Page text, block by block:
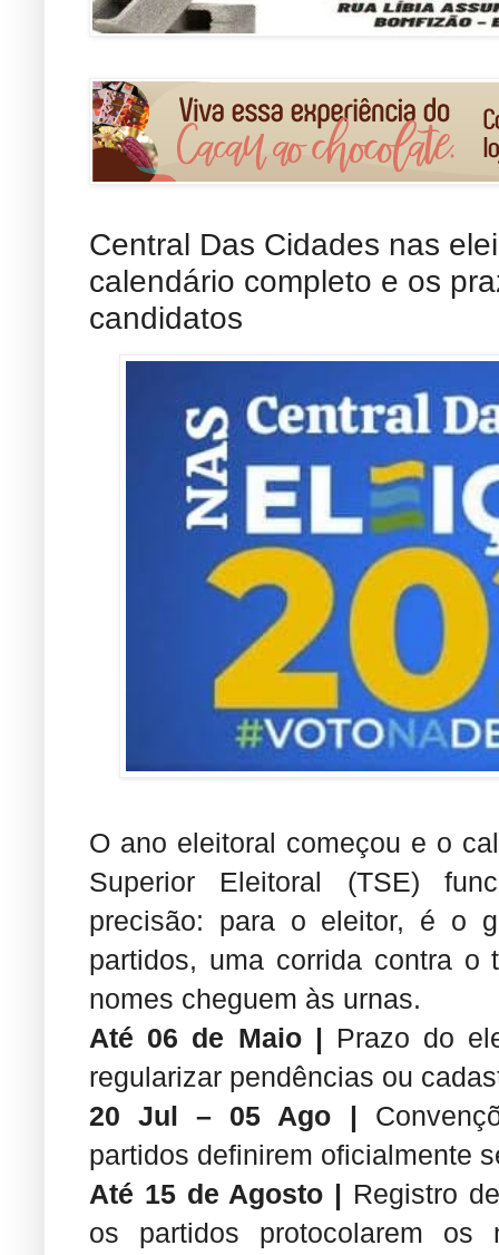
Central Das Cidades nas
calendário completo e os
candidatos
O ano eleitoral começou e o
Superior Eleitoral (TSE)
precisão: para o eleitor, é o
partidos, uma corrida contra o
nomes cheguem às urnas.
Até 06 de Maio | Prazo do
regularizar pendências ou
20 Jul – 05 Ago |
partidos definirem oficialmente
Até 15 de Agosto | Registro
os partidos protocolarem os